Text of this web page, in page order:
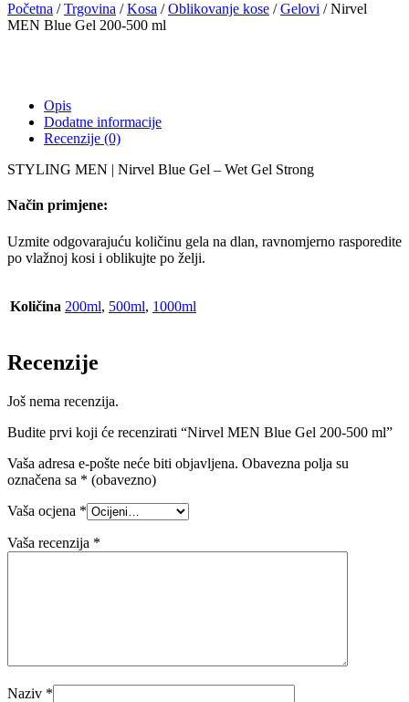
Početna /Trgovina /Kosa /Oblikovanje kose /Gelovi / Nirvel
MEN Blue Gel 200-500 ml
Opis
Dodatne informacije
Recenzije (0)
STYLING MEN | Nirvel Blue Gel – Wet Gel Strong
Način primjene:
Uzmite odgovarajuću količinu gela na dlan, ravnomjerno rasporedite
po vlažnoj kosi i oblikujte po želji.
Količina 200ml, 500ml, 1000ml
Recenzije
Još nema recenzija.
Budite prvi koji će recenzirati “Nirvel MEN Blue Gel 200-500 ml”
Vaša adresa e-pošte neće biti objavljena. Obavezna polja su
označena sa * (obavezno)
Vaša ocjena *
Vaša recenzija *
Naziv *